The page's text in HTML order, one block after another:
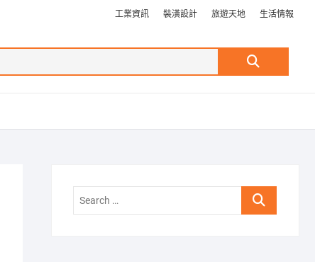
工業資訊 裝潢設計 旅遊天地 生活情報
Search
Search